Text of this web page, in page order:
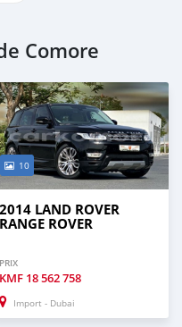
Comore
10
2014 LAND ROVER
RANGE ROVER
PRIX
KMF 18 562 758
Import - Dubai